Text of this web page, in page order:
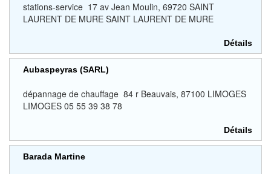
stations-service 17 av Jean Moulin, 69720 SAINT
LAURENT DE MURE SAINT LAURENT DE MURE
Détails
Aubaspeyras (SARL)
dépannage de chauffage 84 r Beauvais, 87100 LIMOGES
LIMOGES 05 55 39 38 78
Détails
Barada Martine